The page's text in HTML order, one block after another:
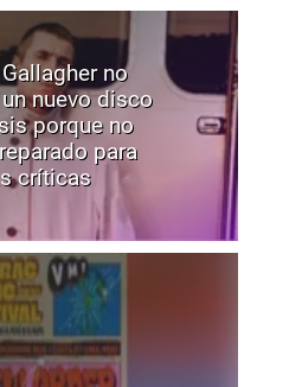
no
nuevo disco
porque no
para
críticas